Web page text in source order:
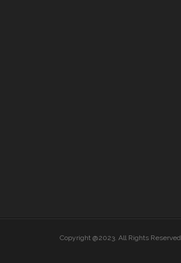
Copyright @2023. All Rights Reserved